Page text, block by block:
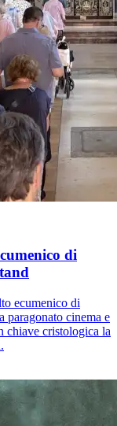
di
ecumenico di
paragonato cinema e
chiave cristologica la